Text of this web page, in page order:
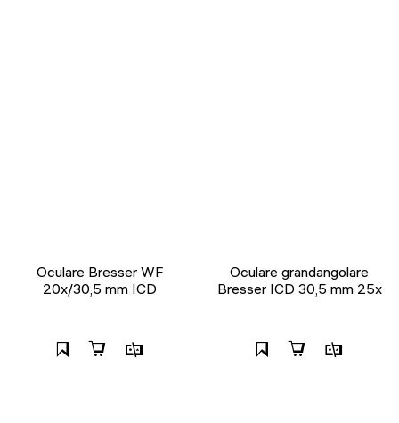
Oculare Bresser WF
20x/30,5 mm ICD
Oculare grandangolare
Bresser ICD 30,5 mm 25x